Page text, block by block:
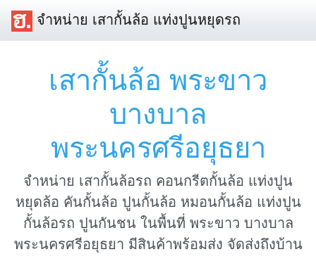
จำหน่าย เสากั้นล้อ แท่งปูนหยุดรถ
เสากั้นล้อ พระขาว
บางบาล
พระนครศรีอยุธยา
จำหน่าย เสากั้นล้อรถ คอนกรีตกั้นล้อ แท่งปูน
หยุดล้อ คันกั้นล้อ ปูนกั้นล้อ หมอนกั้นล้อ แท่งปูน
กั้นล้อรถ ปูนกันชน ในพื้นที่ พระขาว บางบาล
พระนครศรีอยุธยา มีสินค้าพร้อมส่ง จัดส่งถึงบ้าน